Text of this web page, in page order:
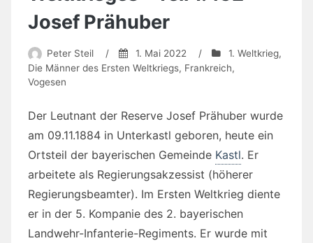
Josef Prähuber
Peter Steil / 1. Mai 2022 / 1. Weltkrieg,
Die Männer des Ersten Weltkriegs, Frankreich,
Vogesen
Der Leutnant der Reserve Josef Prähuber wurde
am 09.11.1884 in Unterkastl geboren, heute ein
Ortsteil der bayerischen Gemeinde Kastl. Er
arbeitete als Regierungsakzessist (höherer
Regierungsbeamter). Im Ersten Weltkrieg diente
er in der 5. Kompanie des 2. bayerischen
Landwehr-Infanterie-Regiments. Er wurde mit